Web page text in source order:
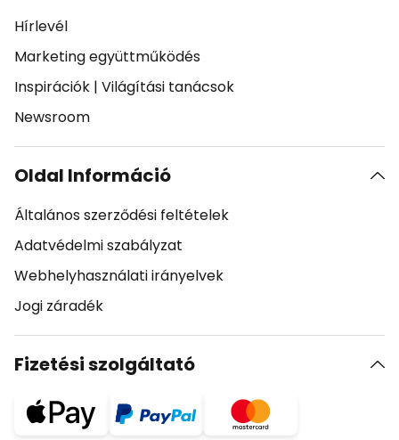
Hírlevél
Marketing együttműködés
Inspirációk | Világítási tanácsok
Newsroom
Oldal Információ
Általános szerződési feltételek
Adatvédelmi szabályzat
Webhelyhasználati irányelvek
Jogi záradék
Fizetési szolgáltató